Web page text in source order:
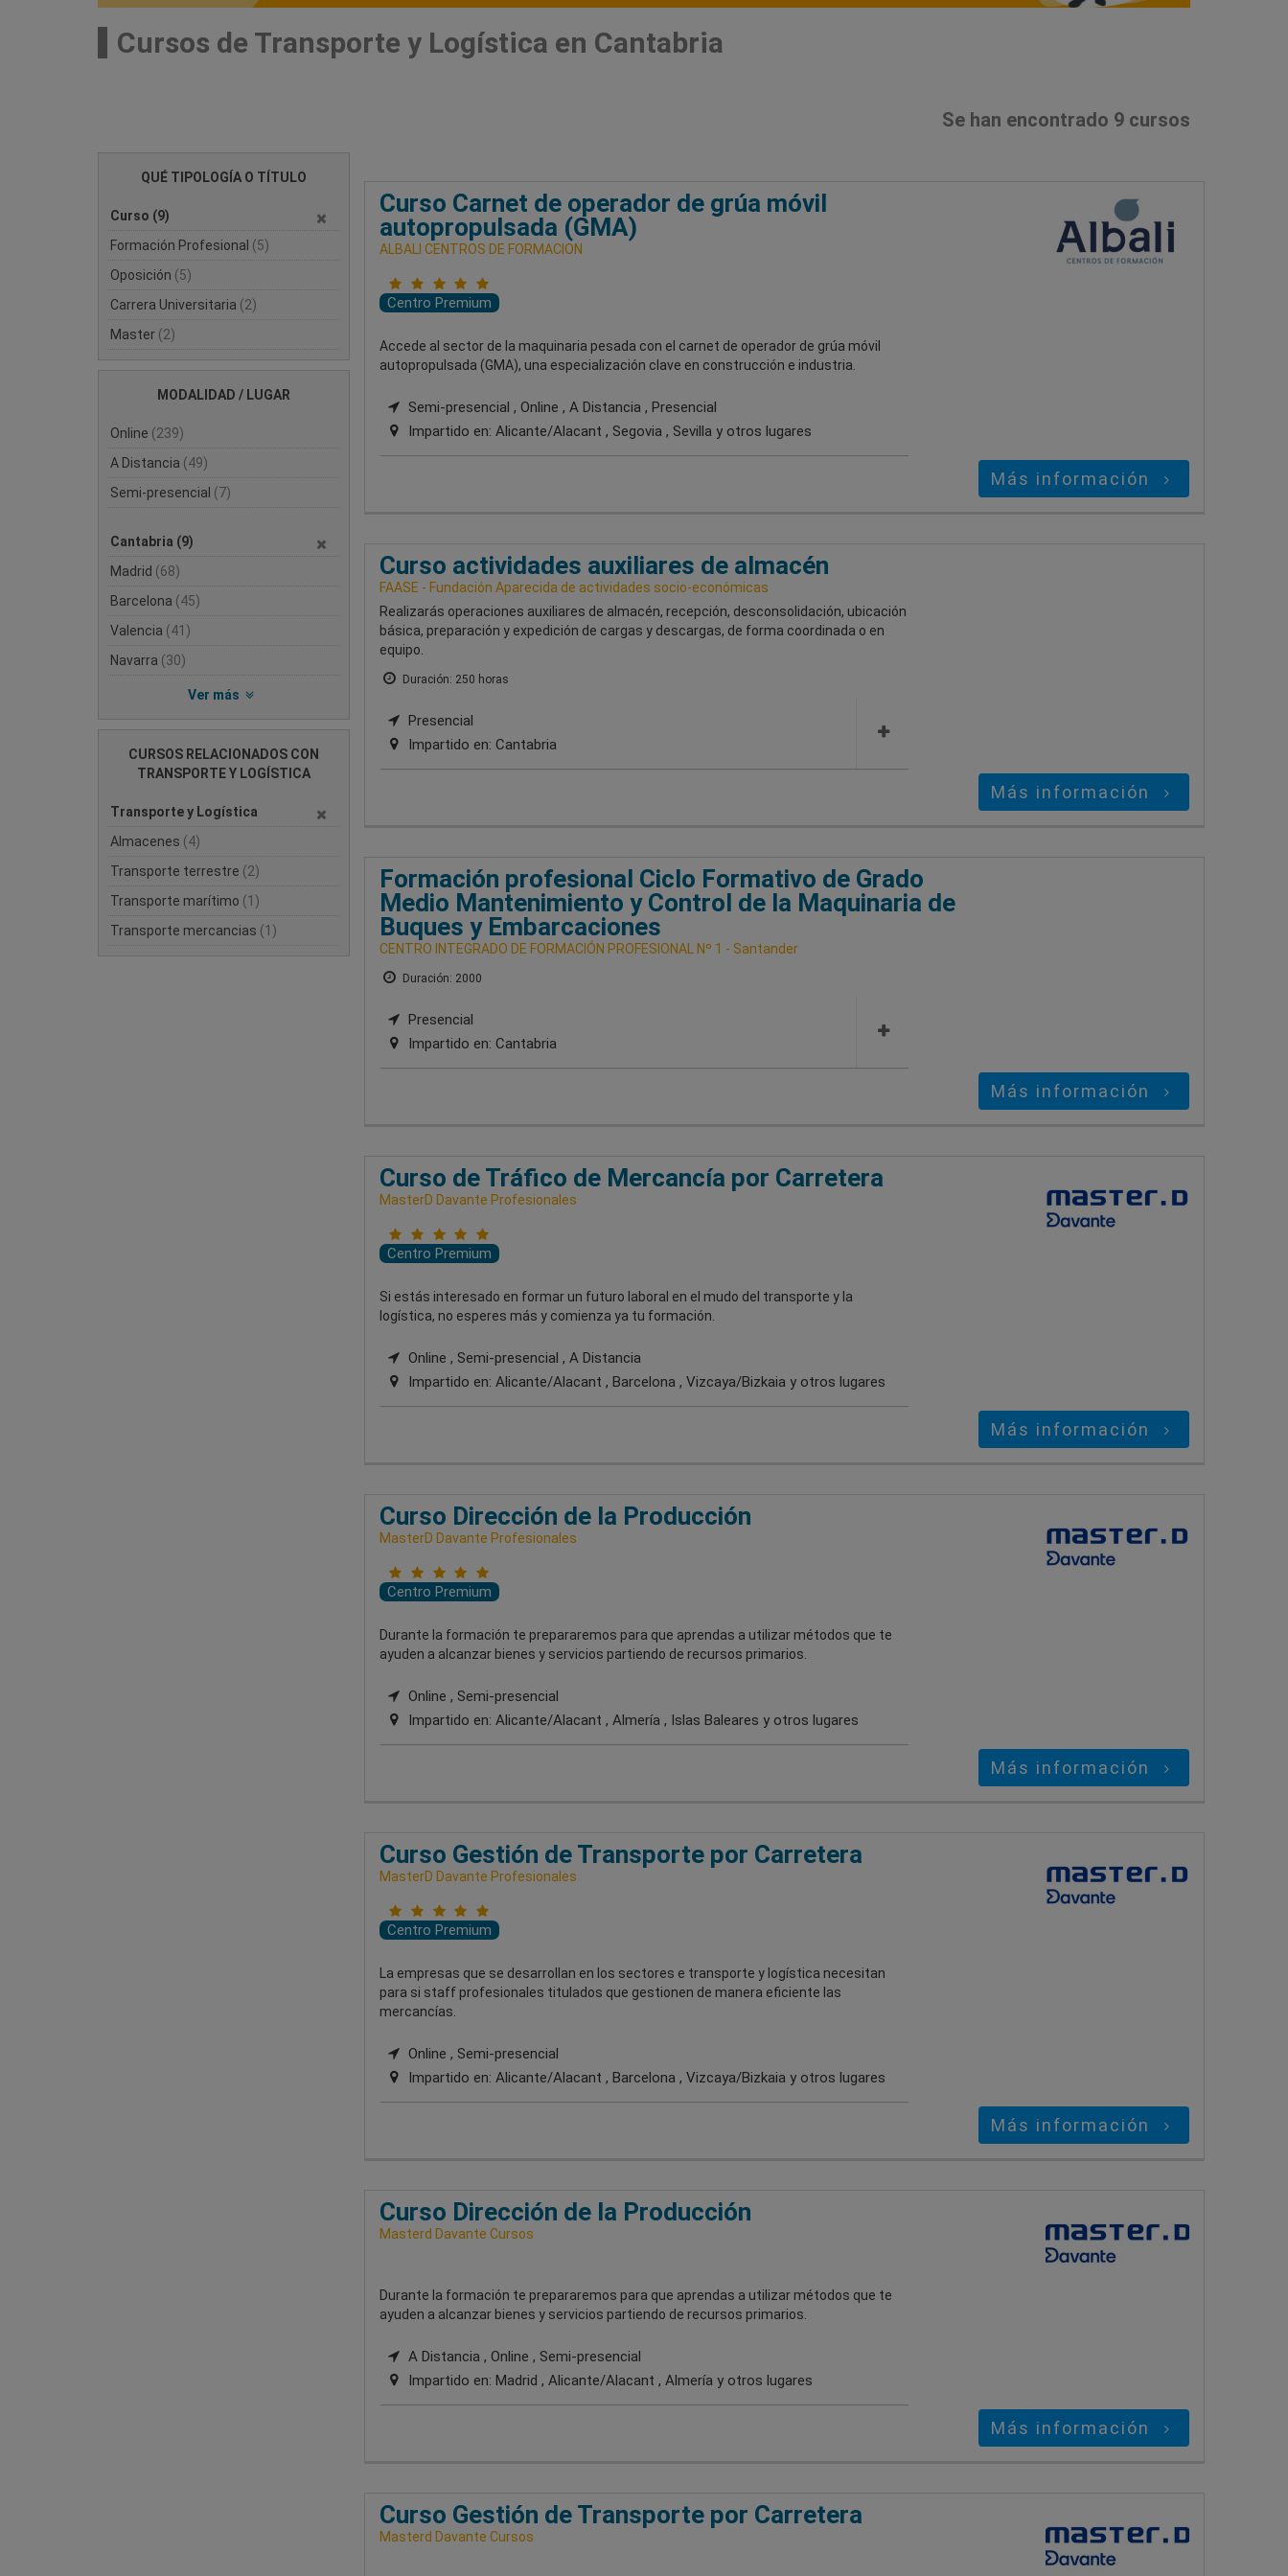
Cursos de Transporte y Logística en Cantabria
Se han encontrado 9 cursos
QUÉ TIPOLOGÍA O TÍTULO
Curso (9)
Formación Profesional (5)
Oposición (5)
Carrera Universitaria (2)
Master (2)
MODALIDAD / LUGAR
Online (239)
A Distancia (49)
Semi-presencial (7)
Cantabria (9)
Madrid (68)
Barcelona (45)
Valencia (41)
Navarra (30)
Ver más
CURSOS RELACIONADOS CON
TRANSPORTE Y LOGÍSTICA
Transporte y Logística
Almacenes (4)
Transporte terrestre (2)
Transporte marítimo (1)
Transporte mercancias (1)
Curso Carnet de operador de grúa móvil
autopropulsada (GMA)
ALBALI CENTROS DE FORMACION
Centro Premium
Accede al sector de la maquinaria pesada con el carnet de operador de grúa móvil
autopropulsada (GMA), una especialización clave en construcción e industria.
Semi-presencial , Online , A Distancia , Presencial
Impartido en: Alicante/Alacant , Segovia , Sevilla y otros lugares
Más información
Curso actividades auxiliares de almacén
FAASE - Fundación Aparecida de actividades socio-económicas
Realizarás operaciones auxiliares de almacén, recepción, desconsolidación, ubicación
básica, preparación y expedición de cargas y descargas, de forma coordinada o en
equipo.
Duración: 250 horas
Presencial
Impartido en: Cantabria
Más información
Formación profesional Ciclo Formativo de Grado
Medio Mantenimiento y Control de la Maquinaria de
Buques y Embarcaciones
CENTRO INTEGRADO DE FORMACIÓN PROFESIONAL Nº 1 - Santander
Duración: 2000
Presencial
Impartido en: Cantabria
Más información
Curso de Tráfico de Mercancía por Carretera
MasterD Davante Profesionales
Centro Premium
Si estás interesado en formar un futuro laboral en el mudo del transporte y la
logística, no esperes más y comienza ya tu formación.
Online , Semi-presencial , A Distancia
Impartido en: Alicante/Alacant , Barcelona , Vizcaya/Bizkaia y otros lugares
Más información
Curso Dirección de la Producción
MasterD Davante Profesionales
Centro Premium
Durante la formación te prepararemos para que aprendas a utilizar métodos que te
ayuden a alcanzar bienes y servicios partiendo de recursos primarios.
Online , Semi-presencial
Impartido en: Alicante/Alacant , Almería , Islas Baleares y otros lugares
Más información
Curso Gestión de Transporte por Carretera
MasterD Davante Profesionales
Centro Premium
La empresas que se desarrollan en los sectores e transporte y logística necesitan
para si staff profesionales titulados que gestionen de manera eficiente las
mercancías.
Online , Semi-presencial
Impartido en: Alicante/Alacant , Barcelona , Vizcaya/Bizkaia y otros lugares
Más información
Curso Dirección de la Producción
Masterd Davante Cursos
Durante la formación te prepararemos para que aprendas a utilizar métodos que te
ayuden a alcanzar bienes y servicios partiendo de recursos primarios.
A Distancia , Online , Semi-presencial
Impartido en: Madrid , Alicante/Alacant , Almería y otros lugares
Más información
Curso Gestión de Transporte por Carretera
Masterd Davante Cursos